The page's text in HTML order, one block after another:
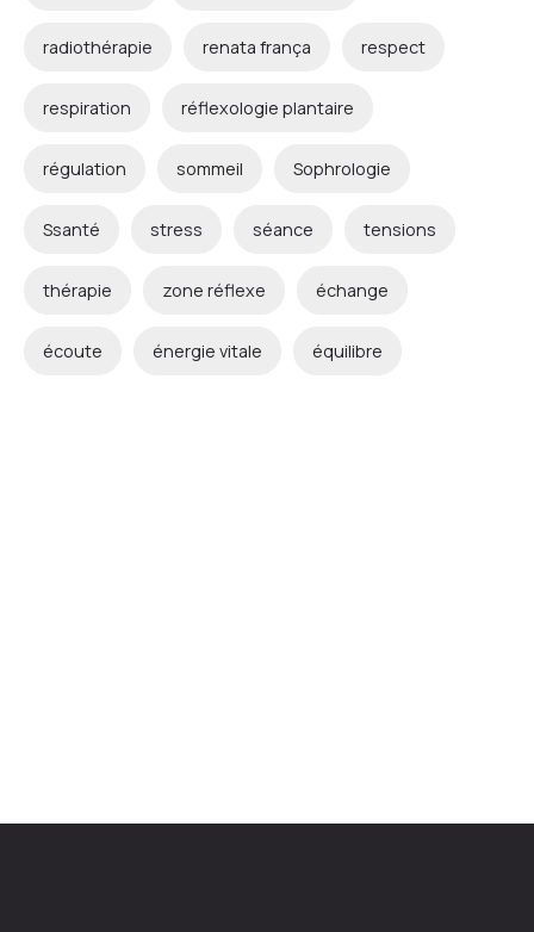
radiothérapie renata frança respect
respiration réflexologie plantaire
régulation sommeil Sophrologie
Ssanté stress séance tensions
thérapie zone réflexe échange
écoute énergie vitale équilibre